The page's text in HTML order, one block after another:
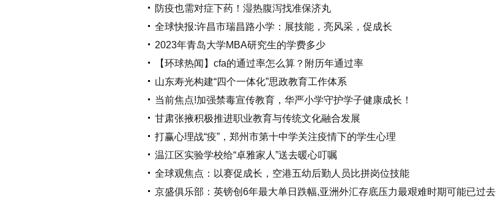
防疫也需对症下药！湿热腹泻找准保济丸
全球快报:许昌市瑞昌路小学：展技能，亮风采，促成长
2023年青岛大学MBA研究生的学费多少
【环球热闻】cfa的通过率怎么算？附历年通过率
山东寿光构建“四个一体化”思政教育工作体系
当前焦点!加强禁毒宣传教育，华严小学守护学子健康成长！
甘肃张掖积极推进职业教育与传统文化融合发展
打赢心理战“疫”，郑州市第十中学关注疫情下的学生心理
温江区实验学校给“卓雅家人”送去暖心叮嘱
全球观焦点：以赛促成长，空港五幼后勤人员比拼岗位技能
京盛俱乐部：英镑创6年最大单日跌幅,亚洲外汇存底压力最艰难时期可能已过去